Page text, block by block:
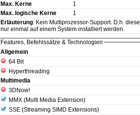
Max. Kerne
1
Max. logische Kerne
1
Erläuterung: Kein Multiprozessor-Support. D.h. diese CPU kann
nur einmal auf einem System installiert werden.
Features, Befehlssätze & Technologien
Allgemein
64 Bit
Hyperthreading
Multimedia
3DNow!
MMX (Multi Media Extension)
SSE (Streaming SIMD Extensions)